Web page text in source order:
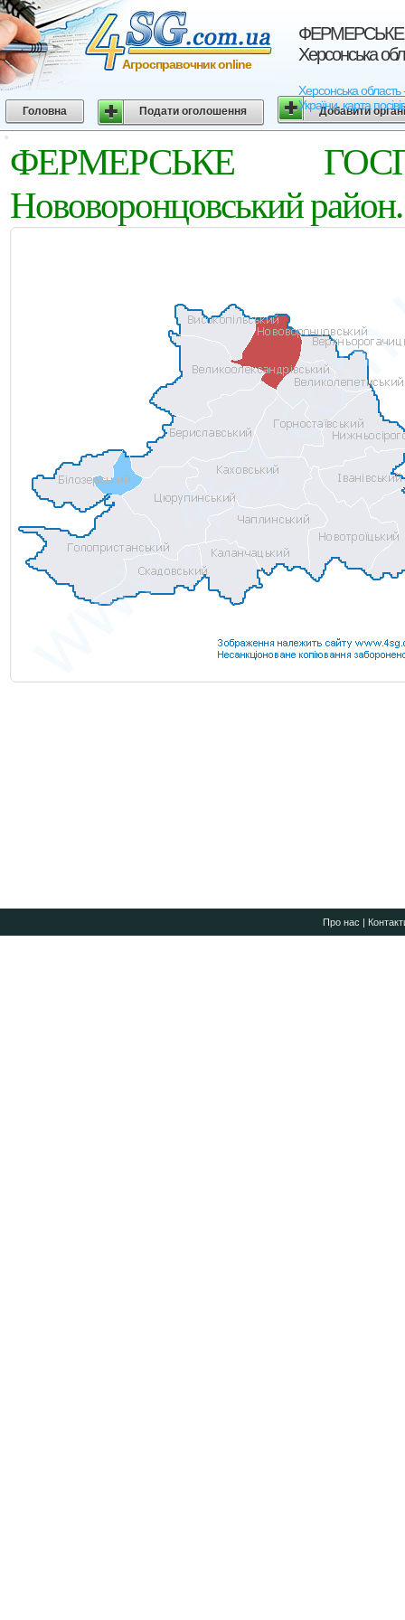
ФЕРМЕРСЬКЕ
Херсонська
Херсонська
України, карта
Агросправочник online
Головна Подати оголошення Добавити
ФЕРМЕРСЬКЕ
Нововоронцовський
Про нас |